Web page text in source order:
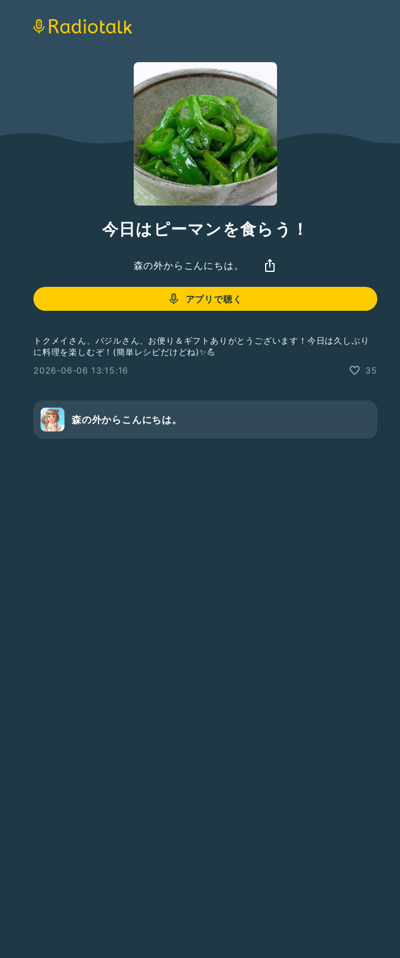
今日はピーマンを食らう！
森の外からこんにちは。
アプリで聴く
トクメイさん、バジルさん、お便り＆ギフトありがとうございます！今日は久しぶり
に料理を楽しむぞ！(簡単レシピだけどね)✨💪
2026-06-06 13:15:16
35
森の外からこんにちは。